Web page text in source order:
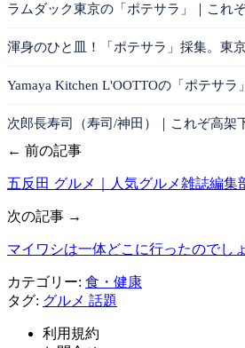
ラムダック東京の「ポテサラ」｜これ
渾身のひと皿！「ポテサラ」採集。東
Yamaya Kitchen L'OOTTOの「ポテサ
次郎長寿司（寿司/神田）｜これぞ高
← 前の記事
五反田 グルメ｜人気グルメ雑誌編
次の記事 →
マイワシは一体どこに行ったのでし
カテゴリー: 食・健康
タグ: グルメ 話題
利用規約